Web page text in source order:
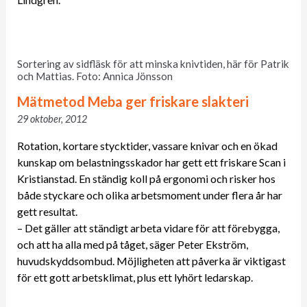
Sortering av sidfläsk för att minska knivtiden, här för Patrik
och Mattias. Foto: Annica Jönsson
Mätmetod Meba ger friskare slakteri
29 oktober, 2012
Rotation, kortare stycktider, vassare knivar och en ökad
kunskap om belastningsskador har gett ett friskare Scan i
Kristianstad. En ständig koll på ergonomi och risker hos
både styckare och olika arbetsmoment under flera år har
gett resultat.
– Det gäller att ständigt arbeta vidare för att förebygga,
och att ha alla med på tåget, säger Peter Ekström,
huvudskyddsombud. Möjligheten att påverka är viktigast
för ett gott arbetsklimat, plus ett lyhört ledarskap.